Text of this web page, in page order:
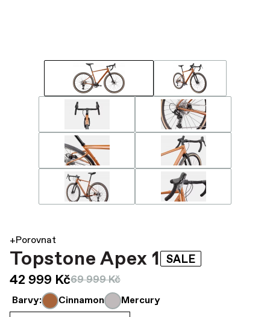
+Porovnat
Topstone Apex 1 SALE
42 999 Kč69 999 Kč
Barvy: Cinnamon Mercury